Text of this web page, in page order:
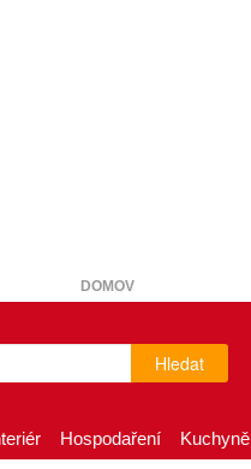
DOMOV
Hledat
Hospodaření Kuchyně